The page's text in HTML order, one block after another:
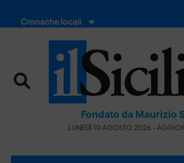
Cronache locali
Fondato da Maurizio
LUNEDÌ 10 AGOSTO 2026 -